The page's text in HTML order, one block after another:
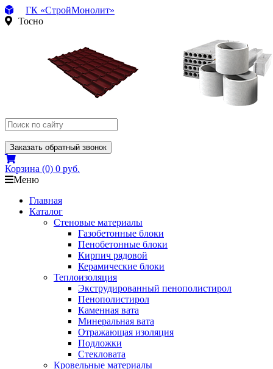
ГК «СтройМонолит»
Тосно
Заказать обратный звонок
Корзина (0) 0 руб.
Меню
Главная
Каталог
Стеновые материалы
Газобетонные блоки
Пенобетонные блоки
Кирпич рядовой
Керамические блоки
Теплоизоляция
Экструдированный пенополистирол
Пенополистирол
Каменная вата
Минеральная вата
Отражающая изоляция
Подложки
Стекловата
Кровельные материалы